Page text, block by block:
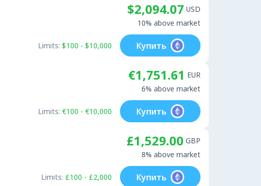
$2,094.07 USD
10% above market
Limits: $100 - $10,000 Купить
€1,751.61 EUR
6% above market
Limits: €100 - €10,000 Купить
£1,529.00 GBP
8% above market
Limits: £100 - £2,000 Купить